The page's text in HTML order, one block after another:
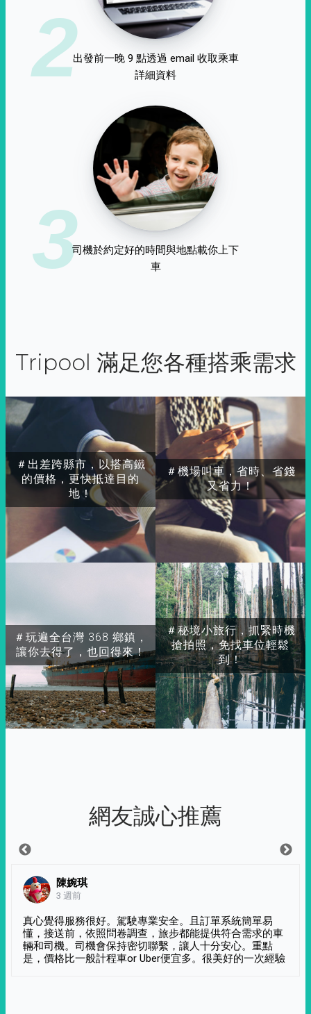
2出發前一晚 9 點透過 email 收取乘車
詳細資料
3司機於約定好的時間與地點載你上下
車
Tripool 滿足您各種搭乘需求
＃出差跨縣市，以搭高鐵
的價格，更快抵達目的
地！
＃玩遍全台灣 368 鄉鎮，
讓你去得了，也回得來！
＃秘境小旅行，抓緊時機
搶拍照，免找車位輕鬆
到！
＃機場叫車，省時、省錢
又省力！
網友誠心推薦
陳婉琪
3 週前
真心覺得服務很好。駕駛專業安全。且訂單系統簡單易
懂，接送前，依照問卷調查，旅步都能提供符合需求的車
輛和司機。司機會保持密切聯繫，讓人十分安心。重點
是，價格比一般計程車or Uber便宜多。很美好的一次經驗